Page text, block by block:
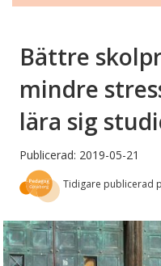
Bättre
mindre
lära sig
Publicerad: 2019-05-21
Tidigare publicerad